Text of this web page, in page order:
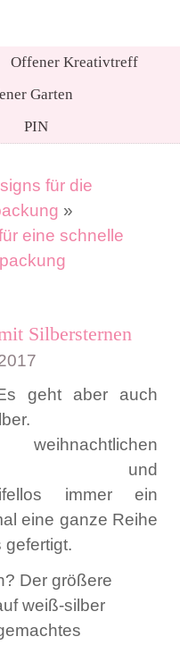
Offener Kreativtreff
Garten
PIN
für die
»
eine schnelle
Silbersternen
geht aber auch
und
immer ein
eine ganze Reihe
gefertigt.
Der größere
weiß-silber